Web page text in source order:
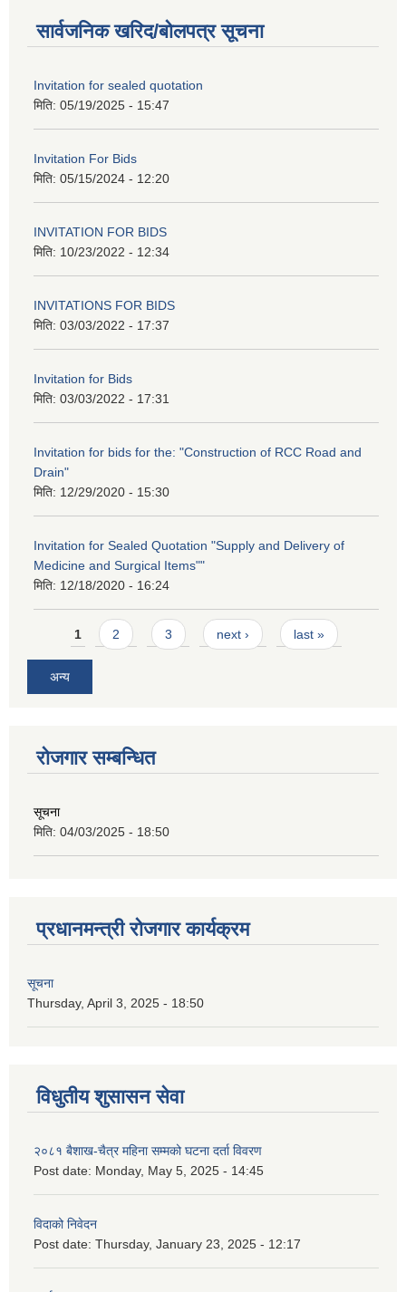
सार्वजनिक खरिद/बोलपत्र सूचना
Invitation for sealed quotation
मिति: 05/19/2025 - 15:47
Invitation For Bids
मिति: 05/15/2024 - 12:20
INVITATION FOR BIDS
मिति: 10/23/2022 - 12:34
INVITATIONS FOR BIDS
मिति: 03/03/2022 - 17:37
Invitation for Bids
मिति: 03/03/2022 - 17:31
Invitation for bids for the: "Construction of RCC Road and
Drain"
मिति: 12/29/2020 - 15:30
Invitation for Sealed Quotation "Supply and Delivery of
Medicine and Surgical Items""
मिति: 12/18/2020 - 16:24
Pages
1 2 3 next › last »
अन्य
रोजगार सम्बन्धित
सूचना
मिति: 04/03/2025 - 18:50
प्रधानमन्त्री रोजगार कार्यक्रम
सूचना
Thursday, April 3, 2025 - 18:50
विधुतीय शुसासन सेवा
२०८१ बैशाख-चैत्र महिना सम्मको घटना दर्ता विवरण
Post date: Monday, May 5, 2025 - 14:45
विदाको निवेदन
Post date: Thursday, January 23, 2025 - 12:17